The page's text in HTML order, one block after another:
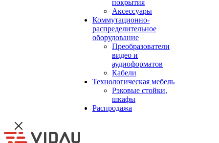
покрытия
Аксессуары
Коммутационно-
распределительное
оборудование
Преобразователи
видео и
аудиоформатов
Кабели
Технологическая мебель
Рэковые стойки,
шкафы
Распродажа